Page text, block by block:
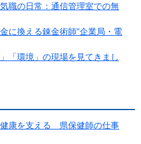
職の日常：通信管理室での無
に換える錬金術師"企業局・電
「環境」の現場を見てきまし
康を支える 県保健師の仕事